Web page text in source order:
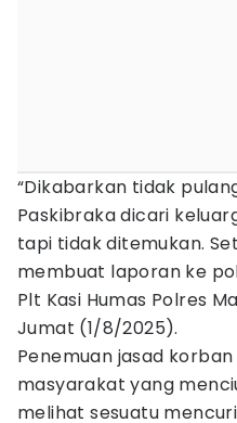
“Dikabarkan tidak
Paskibraka dicari
tapi tidak ditemukan.
membuat laporan ke
Plt Kasi Humas Polres
Jumat (1/8/2025).
Penemuan jasad
masyarakat yang
melihat sesuatu